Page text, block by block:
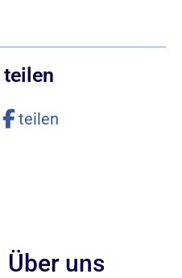
teilen
Über uns